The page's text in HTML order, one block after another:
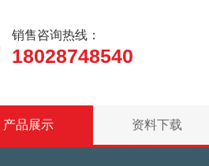
销售咨询热线：
18028748540
产品展示 资料下载